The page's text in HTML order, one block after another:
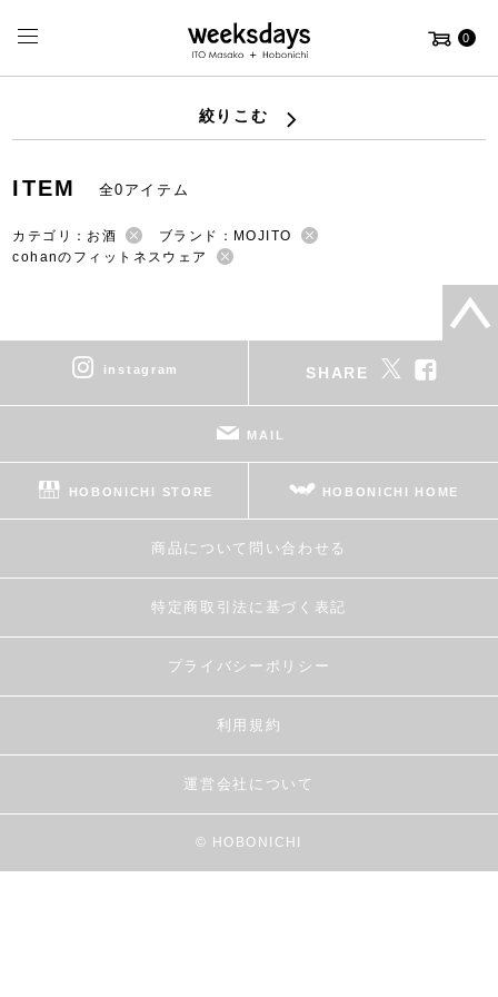
0
絞りこむ
ITEM 全0アイテム
カテゴリ：お酒
ブランド：MOJITO
cohanのフィットネスウェア
instagram SHARE
MAIL
HOBONICHI STORE HOBONICHI HOME
商品について問い合わせる
特定商取引法に基づく表記
プライバシーポリシー
利用規約
運営会社について
© HOBONICHI